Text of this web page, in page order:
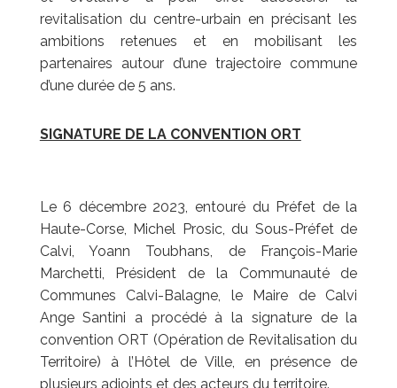
revitalisation du centre-urbain en précisant les
ambitions retenues et en mobilisant les
partenaires autour d’une trajectoire commune
d’une durée de 5 ans.
SIGNATURE DE LA CONVENTION ORT
Le 6 décembre 2023, entouré du Préfet de la
Haute-Corse, Michel Prosic, du Sous-Préfet de
Calvi, Yoann Toubhans, de François-Marie
Marchetti, Président de la Communauté de
Communes Calvi-Balagne, le Maire de Calvi
Ange Santini a procédé à la signature de la
convention ORT (Opération de Revitalisation du
Territoire) à l’Hôtel de Ville, en présence de
plusieurs adjoints et des acteurs du territoire.